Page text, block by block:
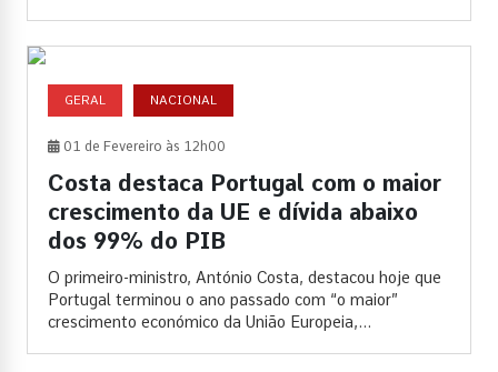
GERAL NACIONAL
01 de Fevereiro às 12h00
Costa destaca Portugal com o maior
crescimento da UE e dívida abaixo
dos 99% do PIB
O primeiro-ministro, António Costa, destacou hoje que
Portugal terminou o ano passado com “o maior”
crescimento económico da União Europeia,...